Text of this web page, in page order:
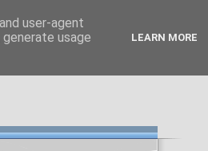
user-agent
usage
LEARN MORE